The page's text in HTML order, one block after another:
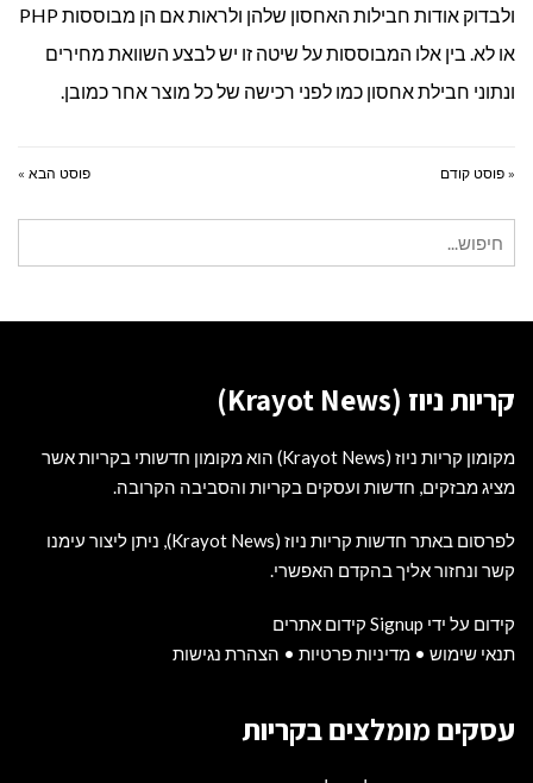
ולבדוק אודות חבילות האחסון שלהן ולראות אם הן מבוססות PHP
או לא. בין אלו המבוססות על שיטה זו יש לבצע השוואת מחירים
ונתוני חבילת אחסון כמו לפני רכישה של כל מוצר אחר כמובן.
« פוסט קודם פוסט הבא »
עבור:
קריות ניוז (Krayot News)
מקומון קריות ניוז (Krayot News) הוא מקומון חדשותי בקריות אשר
מציג מבזקים, חדשות ועסקים בקריות והסביבה הקרובה.
לפרסום באתר חדשות קריות ניוז (Krayot News), ניתן ליצור עימנו
קשר ונחזור אליך בהקדם האפשרי.
קידום על ידי Signup קידום אתרים
תנאי שימוש • מדיניות פרטיות • הצהרת נגישות
עסקים מומלצים בקריות